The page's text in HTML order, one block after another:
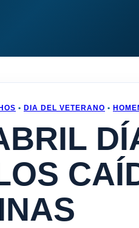
• DIA DEL VETERANO •